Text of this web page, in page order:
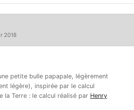
2018
petite bulle papapale, légèrement
légère), inspirée par le calcul
la Terre : le calcul réalisé par Henry